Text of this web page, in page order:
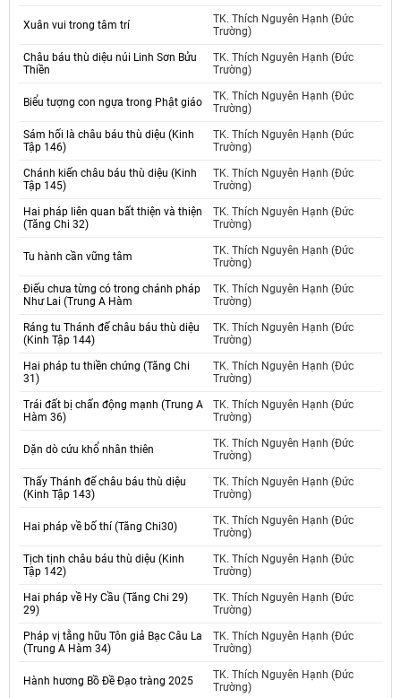
Xuân vui trong tâm trí
TK. Thích Nguyên Hạnh (Đức
Trường)
Châu báu thù diệu núi Linh Sơn Bửu
Thiền
TK. Thích Nguyên Hạnh (Đức
Trường)
Biểu tượng con ngựa trong Phật giáo
TK. Thích Nguyên Hạnh (Đức
Trường)
Sám hối là châu báu thù diệu (Kinh
Tập 146)
TK. Thích Nguyên Hạnh (Đức
Trường)
Chánh kiến châu báu thù diệu (Kinh
Tập 145)
TK. Thích Nguyên Hạnh (Đức
Trường)
Hai pháp liên quan bất thiện và thiện
(Tăng Chi 32)
TK. Thích Nguyên Hạnh (Đức
Trường)
Tu hành cần vững tâm
TK. Thích Nguyên Hạnh (Đức
Trường)
Điếu chưa từng có trong chánh pháp
Như Lai (Trung A Hàm
TK. Thích Nguyên Hạnh (Đức
Trường)
Ráng tu Thánh đế châu báu thù diệu
(Kinh Tập 144)
TK. Thích Nguyên Hạnh (Đức
Trường)
Hai pháp tu thiền chứng (Tăng Chi
31)
TK. Thích Nguyên Hạnh (Đức
Trường)
Trái đất bị chấn động mạnh (Trung A
Hàm 36)
TK. Thích Nguyên Hạnh (Đức
Trường)
Dặn dò cứu khổ nhân thiên
TK. Thích Nguyên Hạnh (Đức
Trường)
Thấy Thánh đế châu báu thù diệu
(Kinh Tập 143)
TK. Thích Nguyên Hạnh (Đức
Trường)
Hai pháp về bố thí (Tăng Chi30)
TK. Thích Nguyên Hạnh (Đức
Trường)
Tịch tịnh châu báu thù diệu (Kinh
Tập 142)
TK. Thích Nguyên Hạnh (Đức
Trường)
Hai pháp về Hy Cầu (Tăng Chi 29)
29)
TK. Thích Nguyên Hạnh (Đức
Trường)
Pháp vị tằng hữu Tôn giả Bạc Câu La
(Trung A Hàm 34)
TK. Thích Nguyên Hạnh (Đức
Trường)
Hành hương Bồ Đề Đạo tràng 2025
TK. Thích Nguyên Hạnh (Đức
Trường)